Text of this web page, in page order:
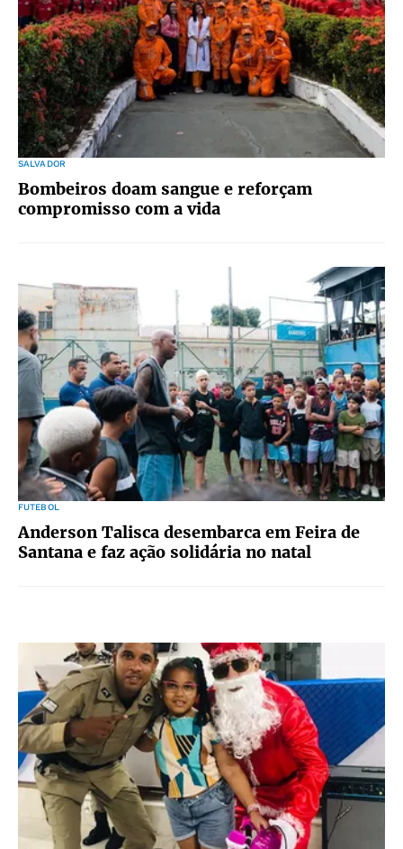
SALVADOR
Bombeiros doam sangue e reforçam
compromisso com a vida
FUTEBOL
Anderson Talisca desembarca em Feira de
Santana e faz ação solidária no natal